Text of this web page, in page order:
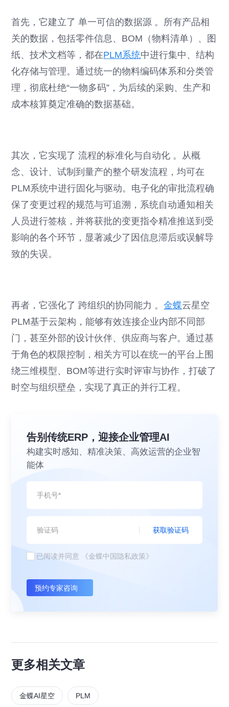
首先，它建立了 单一可信的数据源 。所有产品相
关的数据，包括零件信息、BOM（物料清单）、图
纸、技术文档等，都在PLM系统中进行集中、结构
化存储与管理。通过统一的物料编码体系和分类管
理，彻底杜绝“一物多码”，为后续的采购、生产和
成本核算奠定准确的数据基础。
其次，它实现了 流程的标准化与自动化 。从概
念、设计、试制到量产的整个研发流程，均可在
PLM系统中进行固化与驱动。电子化的审批流程确
保了变更过程的规范与可追溯，系统自动通知相关
人员进行签核，并将获批的变更指令精准推送到受
影响的各个环节，显著减少了因信息滞后或误解导
致的失误。
再者，它强化了 跨组织的协同能力 。金蝶云星空
PLM基于云架构，能够有效连接企业内部不同部
门，甚至外部的设计伙伴、供应商与客户。通过基
于角色的权限控制，相关方可以在统一的平台上围
绕三维模型、BOM等进行实时评审与协作，打破了
时空与组织壁垒，实现了真正的并行工程。
告别传统ERP，迎接企业管理AI
构建实时感知、精准决策、高效运营的企业智
能体
获取验证码
已阅读并同意 《金蝶中国隐私政策》
预约专家咨询
更多相关文章
金蝶AI星空 PLM